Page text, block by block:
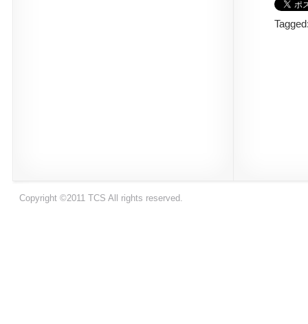
Copyright ©2011 TCS All rights reserved.